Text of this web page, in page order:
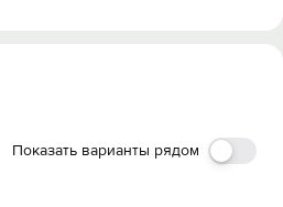
Показать варианты рядом